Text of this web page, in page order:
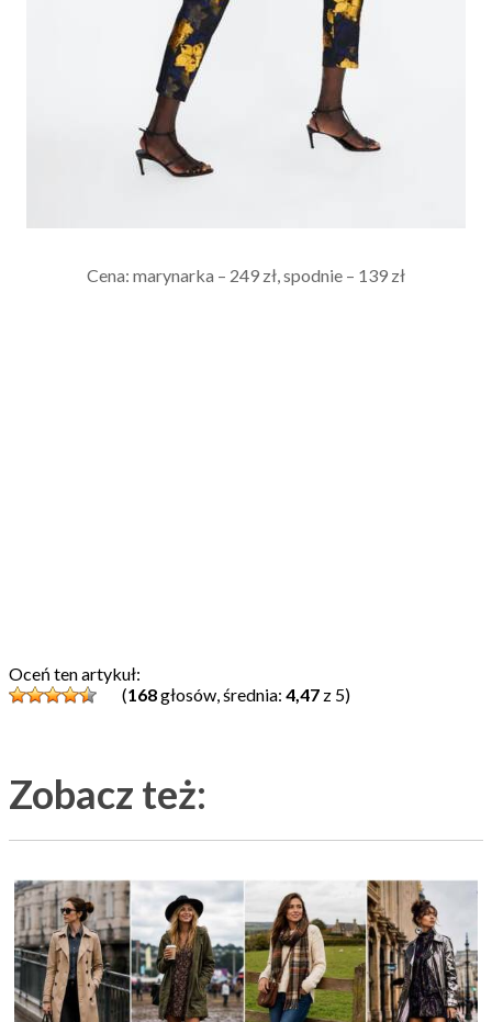
Cena: marynarka – 249 zł, spodnie – 139 zł
Oceń ten artykuł:
(168głosów, średnia: 4,47 z 5)
Zobacz też: